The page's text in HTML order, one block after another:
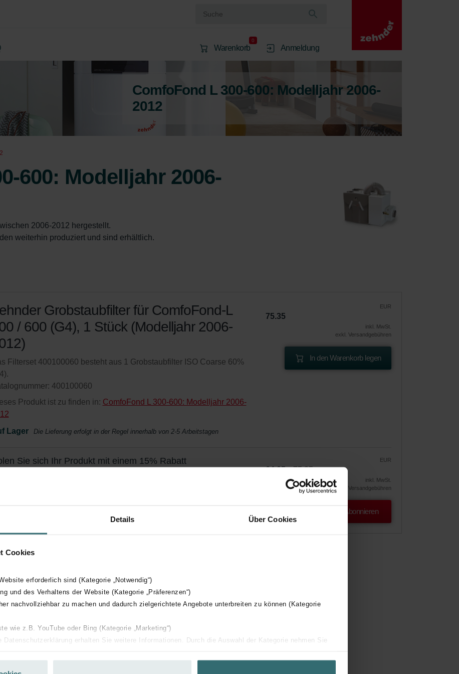
Details Über Cookies
Cookies
erforderlich sind (Kategorie „Notwendig“)
und des Verhaltens der Website (Kategorie „Präferenzen“)
nachvollziehbar zu machen und dadurch zielgerichtete Angebote unterbreiten zu können (Kategorie
wie z.B. YouTube oder Bing (Kategorie „Marketing“)
Datenschutzerklärung erhalten Sie weitere Informationen. Durch die Auswahl der Kategorie nehmen Sie
Warenkorb
0
Anmeldung
ComfoFond L 300-600: Modelljahr 2006-
2012
600: Modelljahr 2006-
2006-2012 hergestellt.
weiterhin produziert und sind erhältlich.
Grobstaubfilter für ComfoFond-L
/ 600 (G4), 1 Stück (Modelljahr 2006-
Filterset 400100060 besteht aus 1 Grobstaubfilter ISO Coarse 60%
400100060
Produkt ist zu finden in: ComfoFond L 300-600: Modelljahr 2006-
Lager
Die Lieferung erfolgt in der Regel innerhalb von 2-5 Arbeitstagen
EUR
75.35
inkl. MwSt.
exkl. Versandgebühren
In den Warenkorb legen
Sie sich Ihr Produkt mit einem 15% Rabatt EUR
64.05 75.35
inkl. MwSt.
exkl. Versandgebühren
Abonnieren